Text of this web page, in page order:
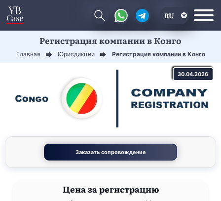
RU
Регистрация компании в Конго
Главная Юрисдикции Регистрация компании в Конго
30.04.2026
Заказать сопровождение
Ценаза регистрацию